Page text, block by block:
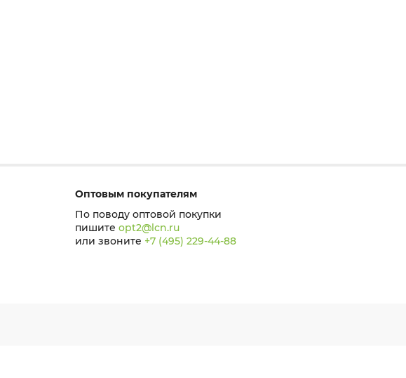
Оптовым покупателям
По поводу оптовой покупки
пишите opt2@lcn.ru
или звоните +7 (495) 229-44-88